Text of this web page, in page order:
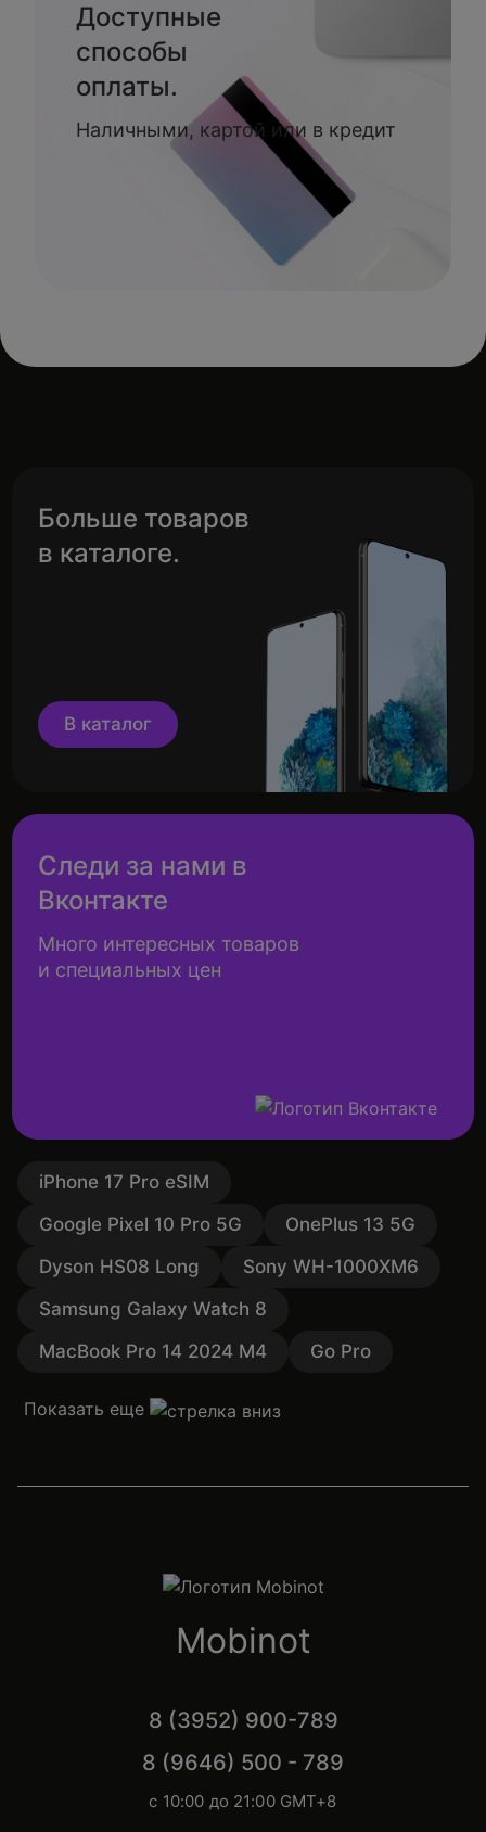
Доступные
способы
оплаты.
Наличными, картой или в кредит
Больше товаров
в каталоге.
В каталог
Следи за нами в
Вконтакте
Много интересных товаров
и специальных цен
iPhone 17 Pro eSIM
Google Pixel 10 Pro 5G
OnePlus 13 5G
Dyson HS08 Long
Sony WH-1000XM6
Samsung Galaxy Watch 8
MacBook Pro 14 2024 M4
Go Pro
Показать еще
Mobinot
8 (3952) 900-789
8 (9646) 500 - 789
с 10:00 до 21:00 GMT+8